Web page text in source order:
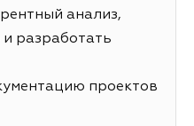
анализ,
разработать
проектов